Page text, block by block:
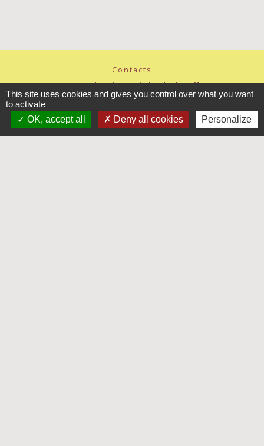
Contacts
Commune de Saint-Fraimbault-de-Prières
3 place de l'Eglise
+33 2 43 00 87 78
Contact par formulaire
This site uses cookies and gives you control over what you want
to activate
OK, accept all
Deny all cookies Personalize